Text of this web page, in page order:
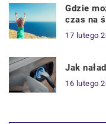
Gdzie
czas na
17 lutego
Jak
16 lutego